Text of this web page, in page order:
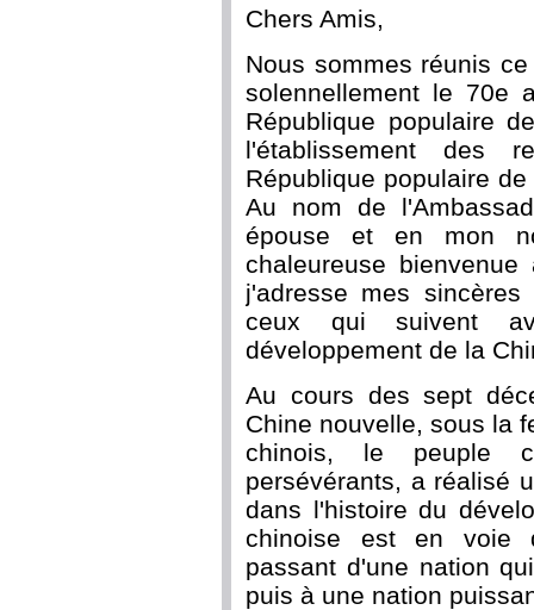
Chers Amis,
Nous sommes réunis
solennellement le 70e
République populaire
l'établissement des
République populaire
Au nom de
épouse et en mon
chaleureuse
j'adresse mes
ceux qui suivent
développement de la
Au cours des sept
Chine nouvelle, sous la
chinois, le peuple
persévérants, a réalisé
dans l'histoire du
chinoise est en voie
passant d'une nation
puis à une nation